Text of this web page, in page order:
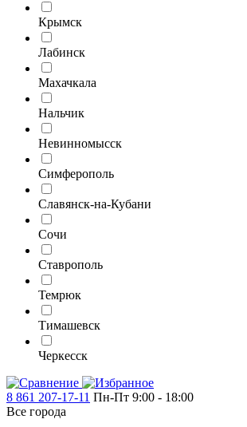
Крымск
Лабинск
Махачкала
Нальчик
Невинномысск
Симферополь
Славянск-на-Кубани
Сочи
Ставрополь
Темрюк
Тимашевск
Черкесск
8 861 207-17-11 Пн-Пт 9:00 - 18:00
Все города